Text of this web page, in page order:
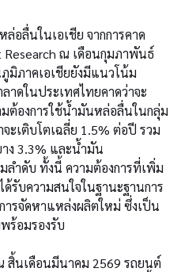
ลื่นในเอเชีย จากการคาด
Research ณ เดือนกุมภาพันธ์
ภาคเอเชียยังมีแนวโน้ม
ดในประเทศไทยคาดว่าจะ
ต้องการใช้น้ำมันหล่อลื่นในกลุ่ม
ะเติบโตเฉลี่ย 1.5% ต่อปี รวม
ง 3.3% และน้ำมัน
ำดับ ทั้งนี้ ความต้องการที่เพิ่ม
รับความสนใจในฐานะฐานการ
ารจัดหาแหล่งผลิตใหม่ ซึ่งเป็น
ร้อมรองรับ
สิ้นเดือนมีนาคม 2569 รถยนต์